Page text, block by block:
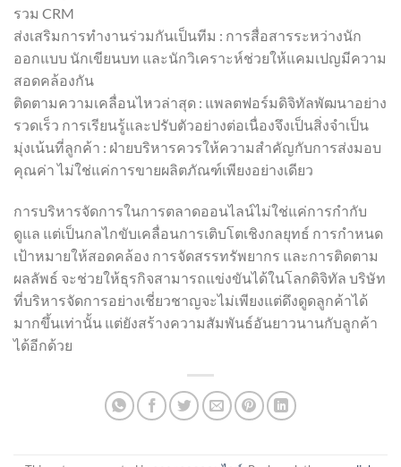
รวม CRM
ส่งเสริมการทำงานร่วมกันเป็นทีม : การสื่อสารระหว่างนัก
ออกแบบ นักเขียนบท และนักวิเคราะห์ช่วยให้แคมเปญมีความ
สอดคล้องกัน
ติดตามความเคลื่อนไหวล่าสุด : แพลตฟอร์มดิจิทัลพัฒนาอย่าง
รวดเร็ว การเรียนรู้และปรับตัวอย่างต่อเนื่องจึงเป็นสิ่งจำเป็น
มุ่งเน้นที่ลูกค้า : ฝ่ายบริหารควรให้ความสำคัญกับการส่งมอบ
คุณค่า ไม่ใช่แค่การขายผลิตภัณฑ์เพียงอย่างเดียว
การบริหารจัดการในการตลาดออนไลน์ไม่ใช่แค่การกำกับ
ดูแล แต่เป็นกลไกขับเคลื่อนการเติบโตเชิงกลยุทธ์ การกำหนด
เป้าหมายให้สอดคล้อง การจัดสรรทรัพยากร และการติดตาม
ผลลัพธ์ จะช่วยให้ธุรกิจสามารถแข่งขันได้ในโลกดิจิทัล บริษัท
ที่บริหารจัดการอย่างเชี่ยวชาญจะไม่เพียงแต่ดึงดูดลูกค้าได้
มากขึ้นเท่านั้น แต่ยังสร้างความสัมพันธ์อันยาวนานกับลูกค้า
ได้อีกด้วย